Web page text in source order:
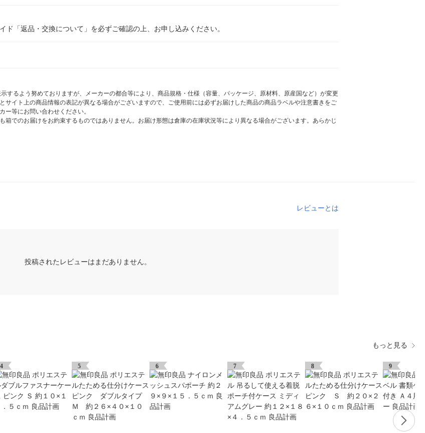
ド「返品・交換について」を必ずご確認の上、お申し込みください。
するよう努めておりますが、メーカーの都合等により、商品規格・仕様（容量、パッケージ、原材料、原産国など）が変更
サイト上の商品情報の表記が異なる場合がございますので、ご使用前には必ずお届けした商品の商品ラベルや注意書きをご
ー等にお問い合わせください。
箱でのお届けをお約束するものではありません。お届け形態は倉庫の在庫状況等により異なる場合がございます。あらかじ
レビューとは
投稿されたレビューはまだありません。
もっと見る
4 5 6 7 8 9